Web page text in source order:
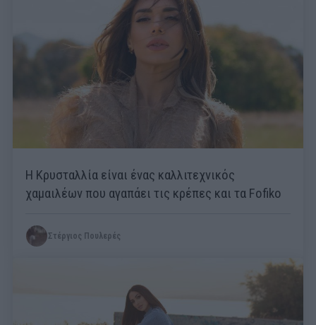
Η Κρυσταλλία είναι ένας καλλιτεχνικός
χαμαιλέων που αγαπάει τις κρέπες και τα Fofiko
Στέργιος Πουλερές